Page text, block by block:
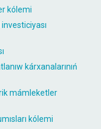
kólemi
kárxanalarınıń
mámleketler
kólemi